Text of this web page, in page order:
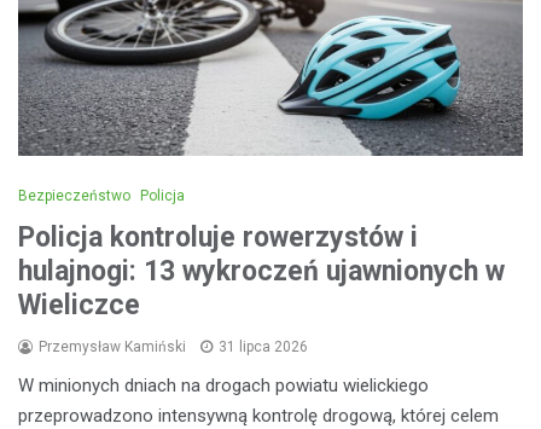
Bezpieczeństwo Policja
Policja kontroluje rowerzystów i
hulajnogi: 13 wykroczeń ujawnionych w
Wieliczce
Przemysław Kamiński 31 lipca 2026
W minionych dniach na drogach powiatu wielickiego
przeprowadzono intensywną kontrolę drogową, której celem